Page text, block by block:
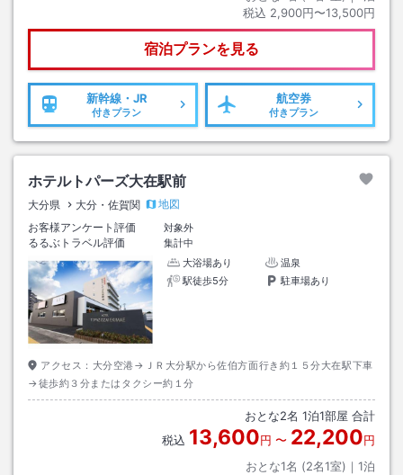
税込 2,900円〜13,500円
宿泊プランを見る
新幹線・JR
付きプラン
航空券
付きプラン
ホテルトパーズ大在駅前
大分県 大分・佐賀関
地図
お客様アンケート評価
対象外
るるぶトラベル評価
集計中
大浴場あり
温泉
駅徒歩5分
駐車場あり
アクセス： 大分空港→ＪＲ大分駅から佐伯方面行き約１５分大在駅下車
→徒歩約３分またはタクシー約１分
おとな2名 1泊1部屋 合計
税込 13,600円 〜 22,200円
おとな1名 (2名1室)｜ 1泊